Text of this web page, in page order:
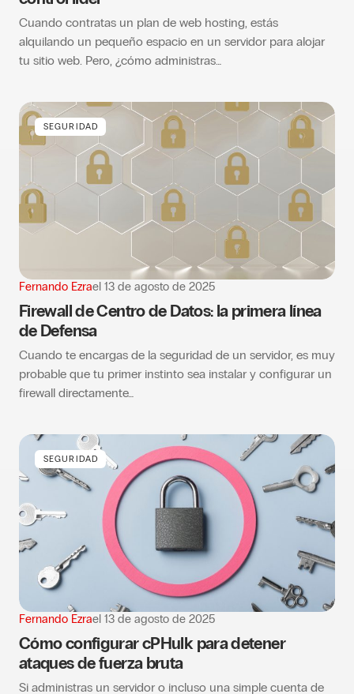
Cuando contratas un plan de web hosting, estás
alquilando un pequeño espacio en un servidor para alojar
tu sitio web. Pero, ¿cómo administras…
SEGURIDAD
Fernando Ezrael 13 de agosto de 2025
Firewall de Centro de Datos: la primera línea
de Defensa
Cuando te encargas de la seguridad de un servidor, es muy
probable que tu primer instinto sea instalar y configurar un
firewall directamente…
SEGURIDAD
Fernando Ezrael 13 de agosto de 2025
Cómo configurar cPHulk para detener
ataques de fuerza bruta
Si administras un servidor o incluso una simple cuenta de